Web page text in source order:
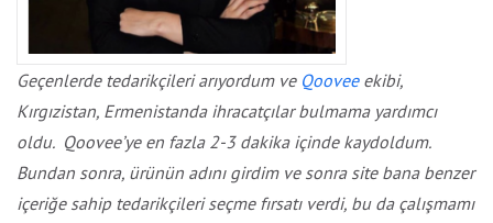
Geçenlerde tedarikçileri arıyordumve Qooveeekibi,
Kırgızistan, Ermenistanda ihracatçılar bulmama yardımcı
oldu. Qoovee’ye en fazla 2-3 dakika içinde kaydoldum.
Bundan sonra, ürünün adını girdim ve sonra site bana benzer
içeriğe sahip tedarikçileri seçme fırsatı verdi, bu da çalışmamı